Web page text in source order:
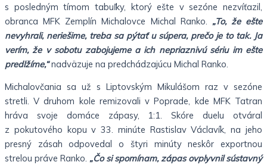
s posledným tímom tabuľky, ktorý ešte v sezóne nezvíťazil,
obranca MFK Zemplín Michalovce Michal Ranko. „To, že ešte
nevyhrali, neriešime, treba sa pýtať u súpera, prečo je to tak. Ja
verím, že v sobotu zabojujeme a ich nepriaznivú sériu im ešte
predlžíme,“nadväzuje na predchádzajúcu Michal Ranko.
Michalovčania sa už s Liptovským Mikulášom raz v sezóne
stretli. V druhom kole remizovali v Poprade, kde MFK Tatran
hráva svoje domáce zápasy, 1:1. Skóre duelu otváral
z pokutového kopu v 33. minúte Rastislav Václavík, na jeho
presný zásah odpovedal o štyri minúty neskôr exportnou
strelou práve Ranko. „Čo si spomínam, zápas ovplyvnil sústavný